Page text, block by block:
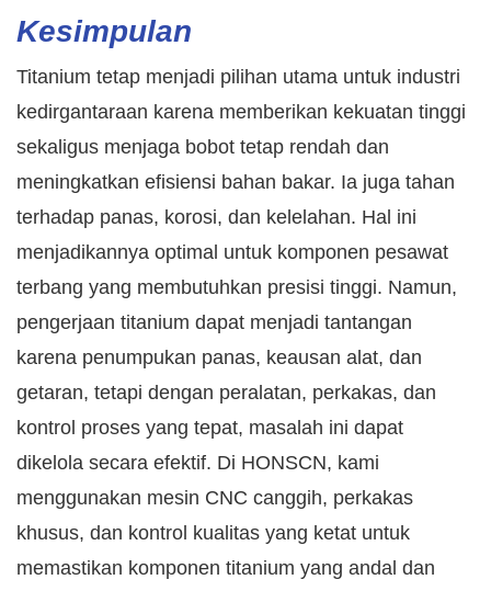
Kesimpulan
Titanium tetap menjadi pilihan utama untuk industri
kedirgantaraan karena memberikan kekuatan tinggi
sekaligus menjaga bobot tetap rendah dan
meningkatkan efisiensi bahan bakar. Ia juga tahan
terhadap panas, korosi, dan kelelahan. Hal ini
menjadikannya optimal untuk komponen pesawat
terbang yang membutuhkan presisi tinggi. Namun,
pengerjaan titanium dapat menjadi tantangan
karena penumpukan panas, keausan alat, dan
getaran, tetapi dengan peralatan, perkakas, dan
kontrol proses yang tepat, masalah ini dapat
dikelola secara efektif. Di HONSCN, kami
menggunakan mesin CNC canggih, perkakas
khusus, dan kontrol kualitas yang ketat untuk
memastikan komponen titanium yang andal dan